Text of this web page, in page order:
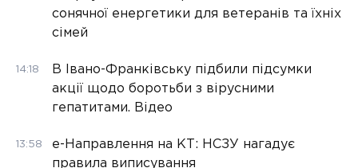
сонячної енергетики для ветеранів та їхніх
сімей
14:18
В Івано-Франківську підбили підсумки
акції щодо боротьби з вірусними
гепатитами. Відео
13:58
е-Направлення на КТ: НСЗУ нагадує
правила виписування